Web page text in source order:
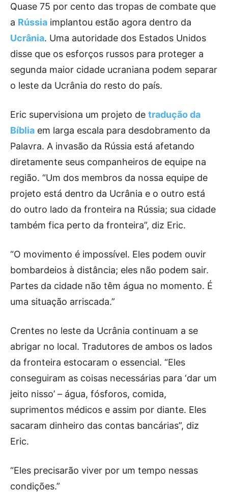
Quase 75 por cento das tropas de combate que
a Rússia implantou estão agora dentro da
Ucrânia. Uma autoridade dos Estados Unidos
disse que os esforços russos para proteger a
segunda maior cidade ucraniana podem separar
o leste da Ucrânia do resto do país.
Eric supervisiona um projeto de tradução da
Bíblia em larga escala para desdobramento da
Palavra. A invasão da Rússia está afetando
diretamente seus companheiros de equipe na
região. “Um dos membros da nossa equipe de
projeto está dentro da Ucrânia e o outro está
do outro lado da fronteira na Rússia; sua cidade
também fica perto da fronteira”, diz Eric.
“O movimento é impossível. Eles podem ouvir
bombardeios à distância; eles não podem sair.
Partes da cidade não têm água no momento. É
uma situação arriscada.”
Crentes no leste da Ucrânia continuam a se
abrigar no local. Tradutores de ambos os lados
da fronteira estocaram o essencial. “Eles
conseguiram as coisas necessárias para ‘dar um
jeito nisso’ – água, fósforos, comida,
suprimentos médicos e assim por diante. Eles
sacaram dinheiro das contas bancárias”, diz
Eric.
“Eles precisarão viver por um tempo nessas
condições.”